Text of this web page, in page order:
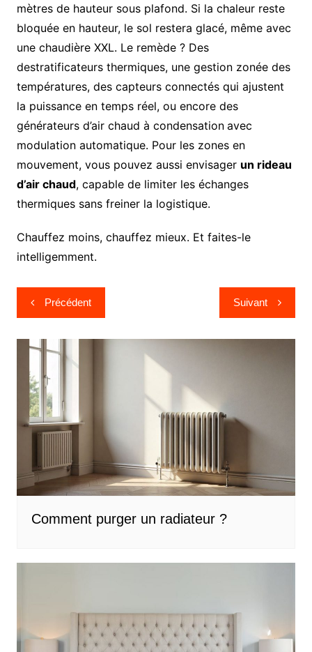
mètres de hauteur sous plafond. Si la chaleur reste
bloquée en hauteur, le sol restera glacé, même avec
une chaudière XXL. Le remède ? Des
destratificateurs thermiques, une gestion zonée des
températures, des capteurs connectés qui ajustent
la puissance en temps réel, ou encore des
générateurs d’air chaud à condensation avec
modulation automatique. Pour les zones en
mouvement, vous pouvez aussi envisager un rideau
d’air chaud, capable de limiter les échanges
thermiques sans freiner la logistique.
Chauffez moins, chauffez mieux. Et faites-le
intelligemment.
Navigation
de
l’article
Précédent Suivant
Comment purger un radiateur ?